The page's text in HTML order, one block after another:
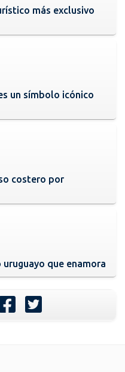
más exclusivo
un símbolo icónico
costero por
que enamora